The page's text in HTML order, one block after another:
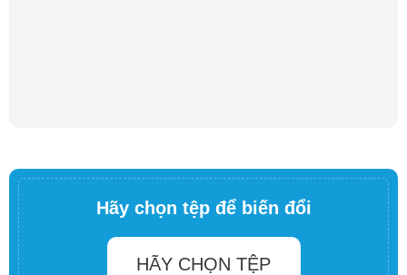
Hãy chọn tệp để biến đổi
HÃY CHỌN TỆP